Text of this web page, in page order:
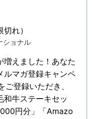
れ）
ショナル
増えました！あなた
ルマガ登録キャンペ
登録いただき、
和牛ステーキセッ
円分」「Amazo